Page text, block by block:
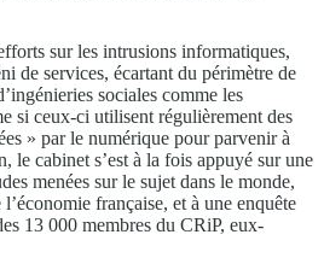
sur les intrusions informatiques,
de services, écartant du périmètre de
sociales comme les
si ceux-ci utilisent régulièrement des
» par le numérique pour parvenir à
le cabinet s’est à la fois appuyé sur une
menées sur le sujet dans le monde,
française, et à une enquête
13 000 membres du CRiP, eux-